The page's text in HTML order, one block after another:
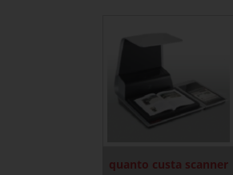
quanto custa scanner